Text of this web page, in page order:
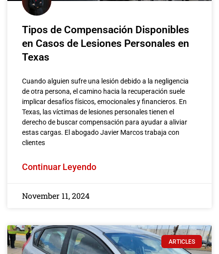
Tipos de Compensación Disponibles
en Casos de Lesiones Personales en
Texas
Cuando alguien sufre una lesión debido a la negligencia
de otra persona, el camino hacia la recuperación suele
implicar desafíos físicos, emocionales y financieros. En
Texas, las víctimas de lesiones personales tienen el
derecho de buscar compensación para ayudar a aliviar
estas cargas. El abogado Javier Marcos trabaja con
clientes
Continuar Leyendo
November 11, 2024
ARTICLES